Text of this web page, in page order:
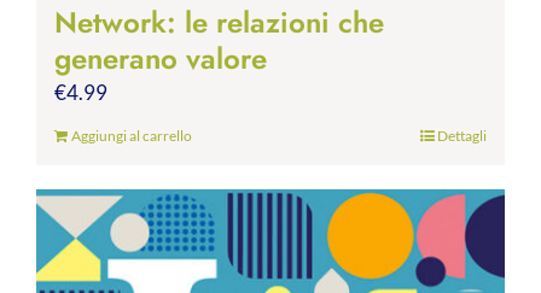
Network: le relazioni che
generano valore
€4.99
Aggiungi al carrello Dettagli